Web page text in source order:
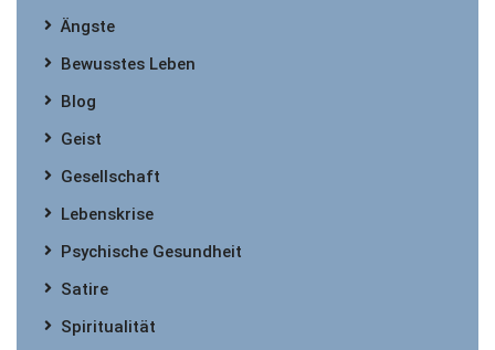
Ängste
Bewusstes Leben
Blog
Geist
Gesellschaft
Lebenskrise
Psychische Gesundheit
Satire
Spiritualität